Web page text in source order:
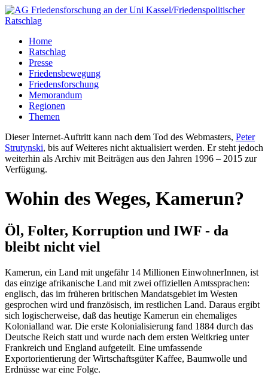
Home
Ratschlag
Presse
Friedensbewegung
Friedensforschung
Memorandum
Regionen
Themen
Dieser Internet-Auftritt kann nach dem Tod des Webmasters, Peter
Strutynski, bis auf Weiteres nicht aktualisiert werden. Er steht jedoch
weiterhin als Archiv mit Beiträgen aus den Jahren 1996 – 2015 zur
Verfügung.
Wohin des Weges, Kamerun?
Öl, Folter, Korruption und IWF - da
bleibt nicht viel
Kamerun, ein Land mit ungefähr 14 Millionen EinwohnerInnen, ist
das einzige afrikanische Land mit zwei offiziellen Amtssprachen:
englisch, das im früheren britischen Mandatsgebiet im Westen
gesprochen wird und französisch, im restlichen Land. Daraus ergibt
sich logischerweise, daß das heutige Kamerun ein ehemaliges
Kolonialland war. Die erste Kolonialisierung fand 1884 durch das
Deutsche Reich statt und wurde nach dem ersten Weltkrieg unter
Frankreich und England aufgeteilt. Eine umfassende
Exportorientierung der Wirtschaftsgüter Kaffee, Baumwolle und
Erdnüsse war eine Folge.